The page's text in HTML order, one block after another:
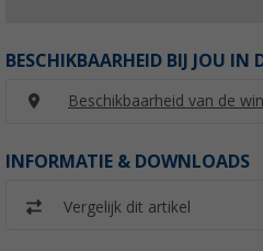
BESCHIKBAARHEID BIJ JOU IN
Beschikbaarheid van de
INFORMATIE & DOWNLOADS
Vergelijk dit artikel